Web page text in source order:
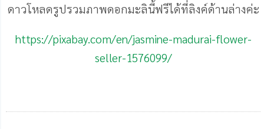
ดาวโหลดรูปรวมภาพดอกมะลินี้ฟรีได้ที่ลิงค์ด้านล่างค่ะ
https://pixabay.com/en/jasmine-madurai-flower-
seller-1576099/